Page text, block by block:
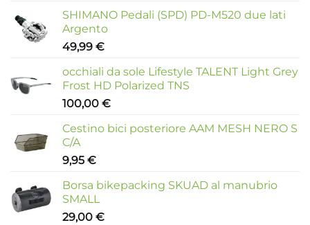
SHIMANO Pedali (SPD) PD-M520 due lati
Argento
49,99 €
occhiali da sole Lifestyle TALENT Light Grey
Frost HD Polarized TNS
100,00 €
Cestino bici posteriore AAM MESH NERO S
C/A
9,95 €
Borsa bikepacking SKUAD al manubrio
SMALL
29,00 €